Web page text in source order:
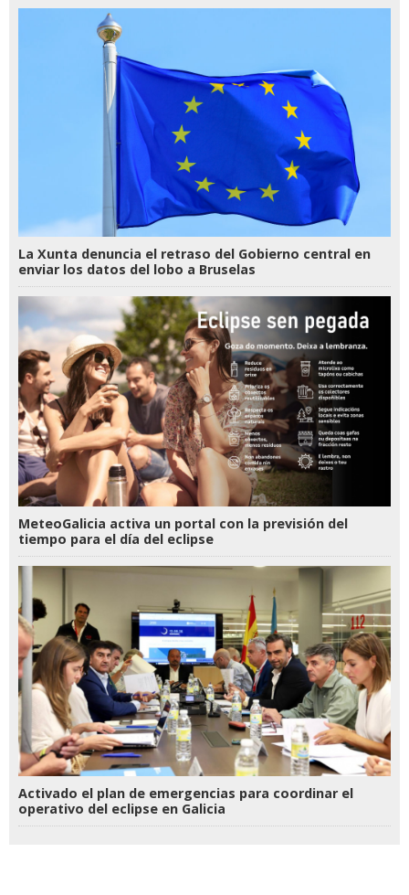
La Xunta denuncia el retraso del Gobierno central en
enviar los datos del lobo a Bruselas
MeteoGalicia activa un portal con la previsión del
tiempo para el día del eclipse
Activado el plan de emergencias para coordinar el
operativo del eclipse en Galicia